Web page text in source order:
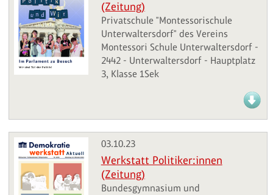
(Zeitung)
Privatschule "Montessorischule
Unterwaltersdorf" des Vereins
Montessori Schule Unterwaltersdorf -
2442 - Unterwaltersdorf - Hauptplatz
3, Klasse 1Sek
03.10.23
Werkstatt Politiker:innen
(Zeitung)
Bundesgymnasium und